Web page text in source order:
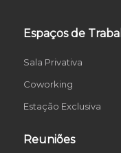
Espaços de
Sala Privativa
Coworking
Estação Exclusiva
Reuniões